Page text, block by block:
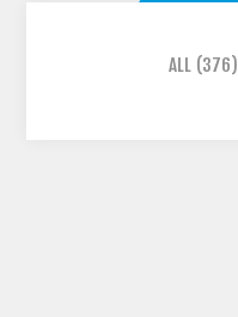
ALL (376)